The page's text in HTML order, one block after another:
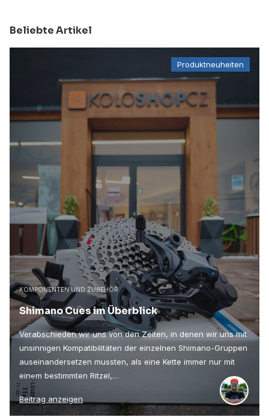
Beliebte Artikel
Produktneuheiten
KOMPONENTEN UND ZUBEHÖR
Shimano Cues im Überblick
Verabschieden wir uns von den Zeiten, in denen wir uns mit
unsinnigen Kompatibilitäten der einzelnen Shimano-Gruppen
auseinandersetzen mussten, als eine Kette immer nur mit
einem bestimmten Ritzel,…
Beitrag anzeigen